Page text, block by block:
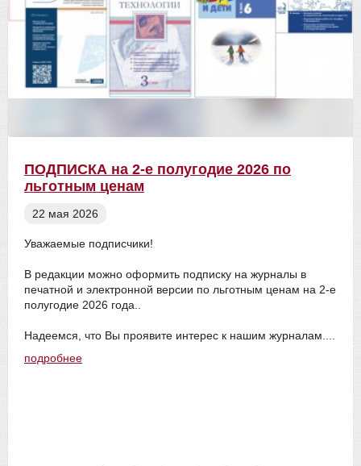
ПОДПИСКА на 2-е полугодие 2026 по
льготным ценам
22 мая 2026
Уважаемые подписчики!
В редакции можно оформить подписку на журналы в
печатной и электронной версии по льготным ценам на 2-е
полугодие 2026 года..
Надеемся, что Вы проявите интерес к нашим журналам....
подробнее